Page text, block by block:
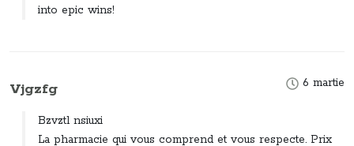
into epic wins!
6 martie
Vjgzfg
Bzvztl nsiuxi
La pharmacie qui vous comprend et vous respecte. Prix